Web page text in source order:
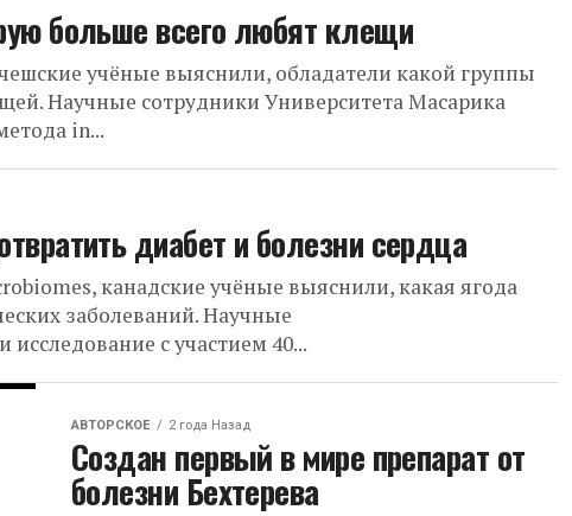
больше всего любят клещи
учёные выяснили, обладатели какой группы
Научные сотрудники Университета Масарика
in...
диабет и болезни сердца
канадские учёные выяснили, какая ягода
заболеваний. Научные
с участием 40...
АВТОРСКОЕ 2 года Назад
Создан первый в мире препарат от
болезни Бехтерева